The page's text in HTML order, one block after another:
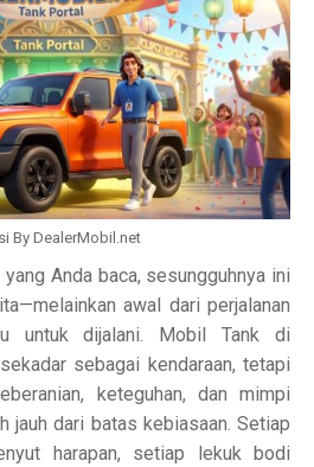
By DealerMobil.net
Anda baca, sesungguhnya ini
awal dari perjalanan
untuk dijalani. Mobil Tank di
sebagai kendaraan, tetapi
keteguhan, dan mimpi
jauh dari batas kebiasaan. Setiap
harapan, setiap lekuk bodi